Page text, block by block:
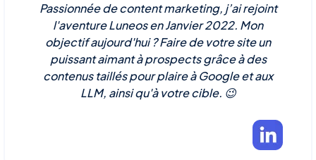
Passionnée de content marketing, j’ai rejoint
l'aventure Luneos en Janvier 2022. Mon
objectif aujourd'hui ? Faire de votre site un
puissant aimant à prospects grâce à des
contenus taillés pour plaire à Google et aux
LLM, ainsi qu'à votre cible. 😉‍